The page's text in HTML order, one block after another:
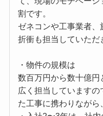
割です。
ゼネコンや工事業者
折衝も担当していただ
・物件の規模は
数百万円から数十億円
広く担当しています
た工事に携わりながら